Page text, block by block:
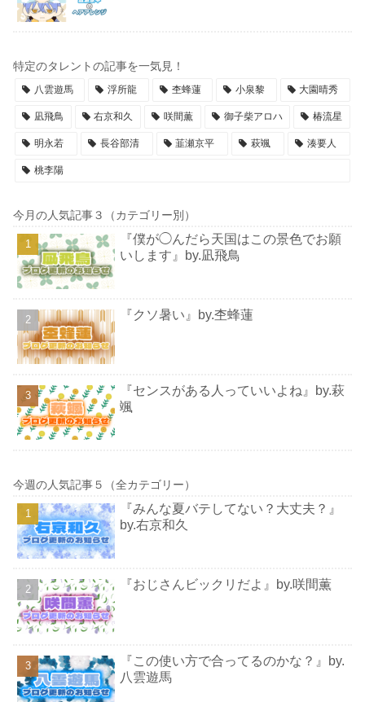
特定のタレントの記事を一気見！
八雲遊馬 浮所龍 杢蜂蓮 小泉黎 大園晴秀
凪飛鳥 右京和久 咲間薫 御子柴アロハ 椿流星
明永若 長谷部清 韮瀬京平 萩颯 湊要人
桃李陽
今月の人気記事３（カテゴリー別）
『僕が◯んだら天国はこの景色でお願
いします』by.凪飛鳥
『クソ暑い』by.杢蜂蓮
『センスがある人っていいよね』by.萩
颯
今週の人気記事５（全カテゴリー）
『みんな夏バテしてない？大丈夫？』
by.右京和久
『おじさんビックリだよ』by.咲間薫
『この使い方で合ってるのかな？』by.
八雲遊馬